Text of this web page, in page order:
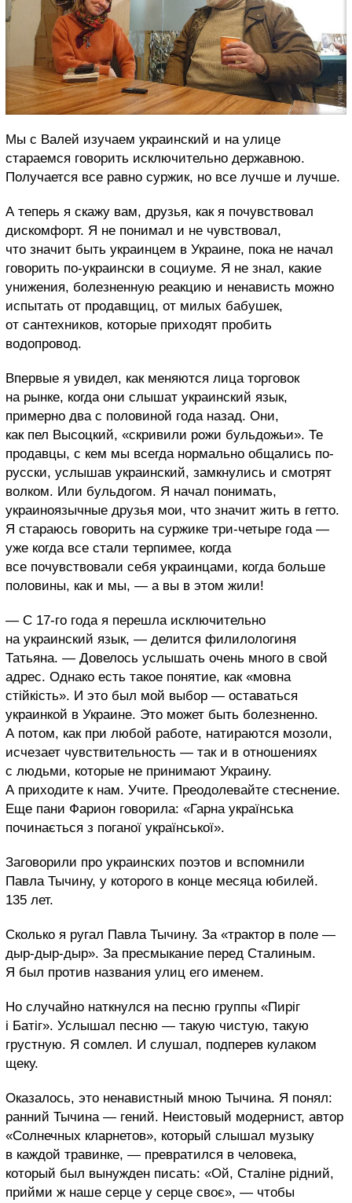
Мы с Валей изучаем украинский и на улице
стараемся говорить исключительно державною.
Получается все равно суржик, но все лучше и лучше.
А теперь я скажу вам, друзья, как я почувствовал
дискомфорт. Я не понимал и не чувствовал,
что значит быть украинцем в Украине, пока не начал
говорить по-украински в социуме. Я не знал, какие
унижения, болезненную реакцию и ненависть можно
испытать от продавщиц, от милых бабушек,
от сантехников, которые приходят пробить
водопровод.
Впервые я увидел, как меняются лица торговок
на рынке, когда они слышат украинский язык,
примерно два с половиной года назад. Они,
как пел Высоцкий, «скривили рожи бульдожьи». Те
продавцы, с кем мы всегда нормально общались по-
русски, услышав украинский, замкнулись и смотрят
волком. Или бульдогом. Я начал понимать,
украиноязычные друзья мои, что значит жить в гетто.
Я стараюсь говорить на суржике три-четыре года —
уже когда все стали терпимее, когда
все почувствовали себя украинцами, когда больше
половины, как и мы, — а вы в этом жили!
— С 17-го года я перешла исключительно
на украинский язык, — делится филилологиня
Татьяна. — Довелось услышать очень много в свой
адрес. Однако есть такое понятие, как «мовна
стійкість». И это был мой выбор — оставаться
украинкой в Украине. Это может быть болезненно.
А потом, как при любой работе, натираются мозоли,
исчезает чувствительность — так и в отношениях
с людьми, которые не принимают Украину.
А приходите к нам. Учите. Преодолевайте стеснение.
Еще пани Фарион говорила: «Гарна українська
починається з поганої української».
Заговорили про украинских поэтов и вспомнили
Павла Тычину, у которого в конце месяца юбилей.
135 лет.
Сколько я ругал Павла Тычину. За «трактор в поле —
дыр-дыр-дыр». За пресмыкание перед Сталиным.
Я был против названия улиц его именем.
Но случайно наткнулся на песню группы «Пиріг
і Батіг». Услышал песню — такую чистую, такую
грустную. Я сомлел. И слушал, подперев кулаком
щеку.
Оказалось, это ненавистный мною Тычина. Я понял:
ранний Тычина — гений. Неистовый модернист, автор
«Солнечных кларнетов», который слышал музыку
в каждой травинке, — превратился в человека,
который был вынужден писать: «Ой, Сталіне рідний,
прийми ж наше серце у серце своє», — чтобы